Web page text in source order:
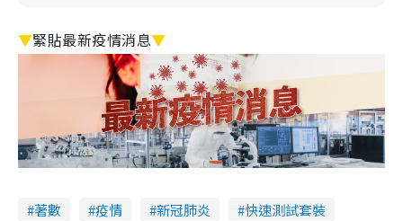
▼緊貼最新疫情消息▼
著數 疫情 新冠肺炎
快速測試套裝